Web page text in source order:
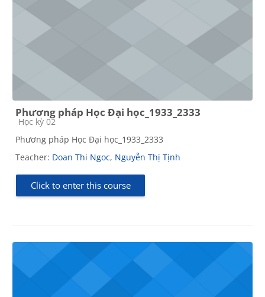
Phương pháp Học Đại học_1933_2333
Course category
Học kỳ 02
Phương pháp Học Đại học_1933_2333
Teacher: Doan Thi Ngoc, Nguyễn Thị Tịnh
Click to enter this course